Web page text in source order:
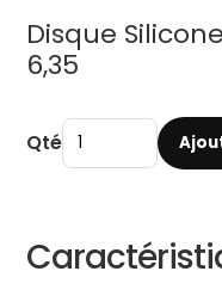
Disque
6,35
Qté